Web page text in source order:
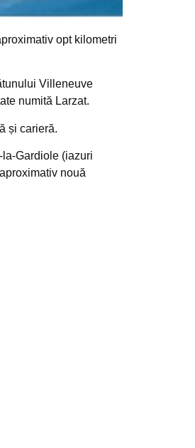
opt kilometri
Villeneuve
numită Larzat.
și carieră.
Gardiole (iazuri
nouă